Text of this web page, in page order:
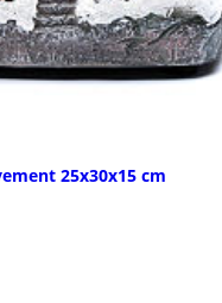
25x30x15 cm